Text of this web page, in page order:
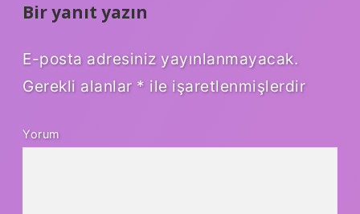
Bir yanıt yazın
E-posta adresiniz yayınlanmayacak.
Gerekli alanlar * ile işaretlenmişlerdir
Yorum